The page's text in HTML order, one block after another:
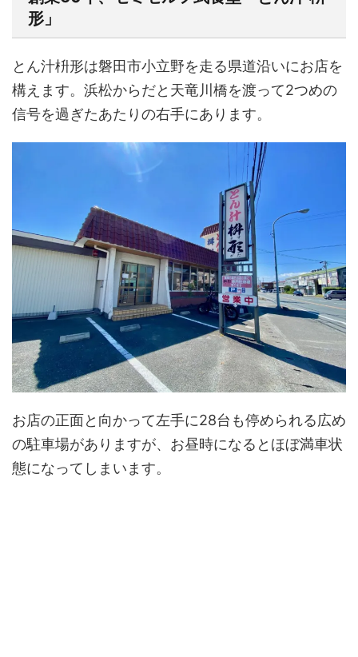
形」
とん汁枡形は磐田市小立野を走る県道沿いにお店を
構えます。浜松からだと天竜川橋を渡って2つめの
信号を過ぎたあたりの右手にあります。
お店の正面と向かって左手に28台も停められる広め
の駐車場がありますが、お昼時になるとほぼ満車状
態になってしまいます。